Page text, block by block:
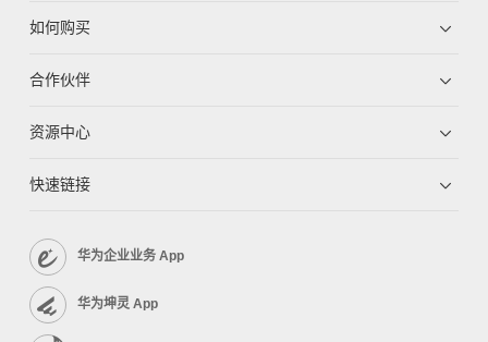
如何购买
合作伙伴
资源中心
快速链接
华为企业业务 App
华为坤灵 App